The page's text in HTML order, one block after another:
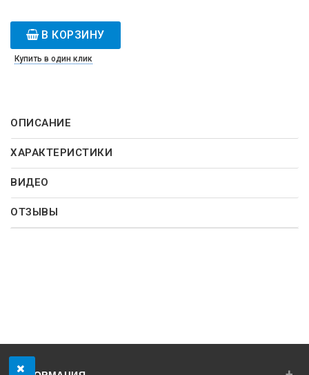
В КОРЗИНУ
Купить в один клик
ОПИСАНИЕ
ХАРАКТЕРИСТИКИ
ВИДЕО
ОТЗЫВЫ